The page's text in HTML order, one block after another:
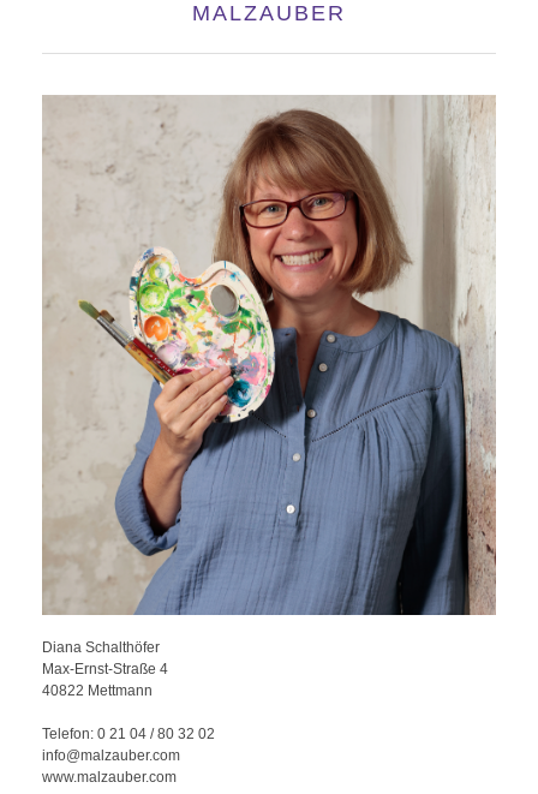
MALZAUBER
Diana Schalthöfer
Max-Ernst-Straße 4
40822 Mettmann
Telefon: 0 21 04 / 80 32 02
info@malzauber.com
www.malzauber.com